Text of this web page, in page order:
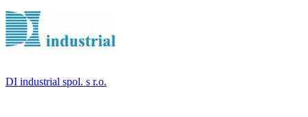
DI industrial spol. s r.o.